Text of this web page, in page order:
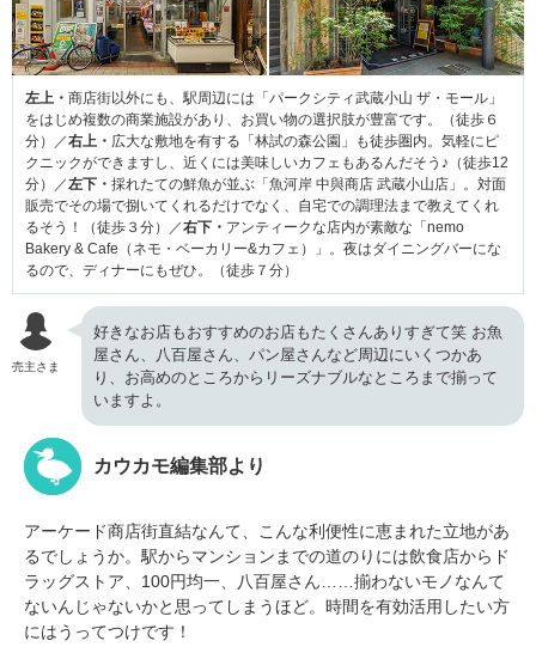
左上・ 商店街以外にも、駅周辺には「パークシティ武蔵小山 ザ・モール」
をはじめ複数の商業施設があり、お買い物の選択肢が豊富です。（徒歩６
分）／右上・ 広大な敷地を有する「林試の森公園」も徒歩圏内。気軽にピ
クニックができますし、近くには美味しいカフェもあるんだそう♪（徒歩12
分）／左下・ 採れたての鮮魚が並ぶ「魚河岸 中與商店 武蔵小山店」。対面
販売でその場で捌いてくれるだけでなく、自宅での調理法まで教えてくれ
るそう！（徒歩３分）／右下・ アンティークな店内が素敵な「nemo
Bakery & Cafe（ネモ・ベーカリー&カフェ）」。夜はダイニングバーにな
るので、ディナーにもぜひ。（徒歩７分）
売主さま
好きなお店もおすすめのお店もたくさんありすぎて笑 お魚
屋さん、八百屋さん、パン屋さんなど周辺にいくつかあ
り、お高めのところからリーズナブルなところまで揃って
いますよ。
カウカモ編集部より
アーケード商店街直結なんて、こんな利便性に恵まれた立地があ
るでしょうか。駅からマンションまでの道のりには飲食店からド
ラッグストア、100円均一、八百屋さん……揃わないモノなんて
ないんじゃないかと思ってしまうほど。時間を有効活用したい方
にはうってつけです！